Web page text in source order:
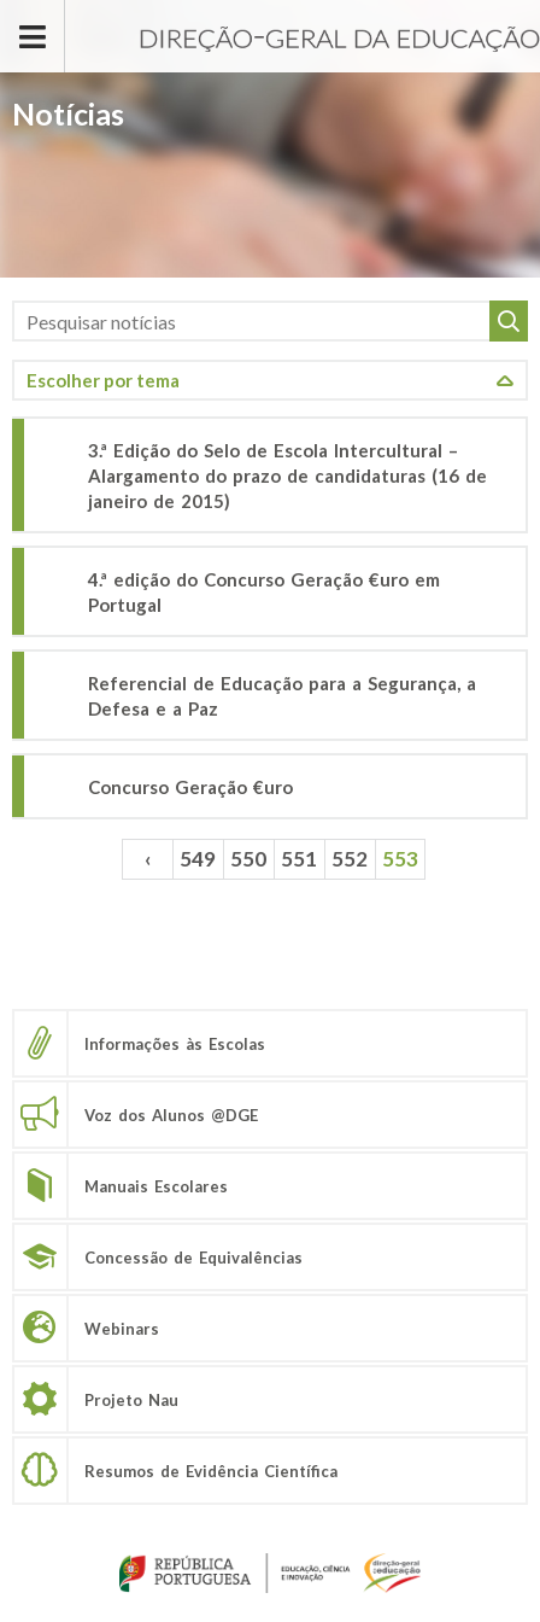
Notícias
3.ª Edição do Selo de Escola Intercultural –
Alargamento do prazo de candidaturas (16 de
janeiro de 2015)
4.ª edição do Concurso Geração €uro em
Portugal
Referencial de Educação para a Segurança, a
Defesa e a Paz
Concurso Geração €uro
‹ 549 550 551 552 553
Informações às Escolas
Voz dos Alunos @DGE
Manuais Escolares
Concessão de Equivalências
Webinars
Projeto Nau
Resumos de Evidência Científica